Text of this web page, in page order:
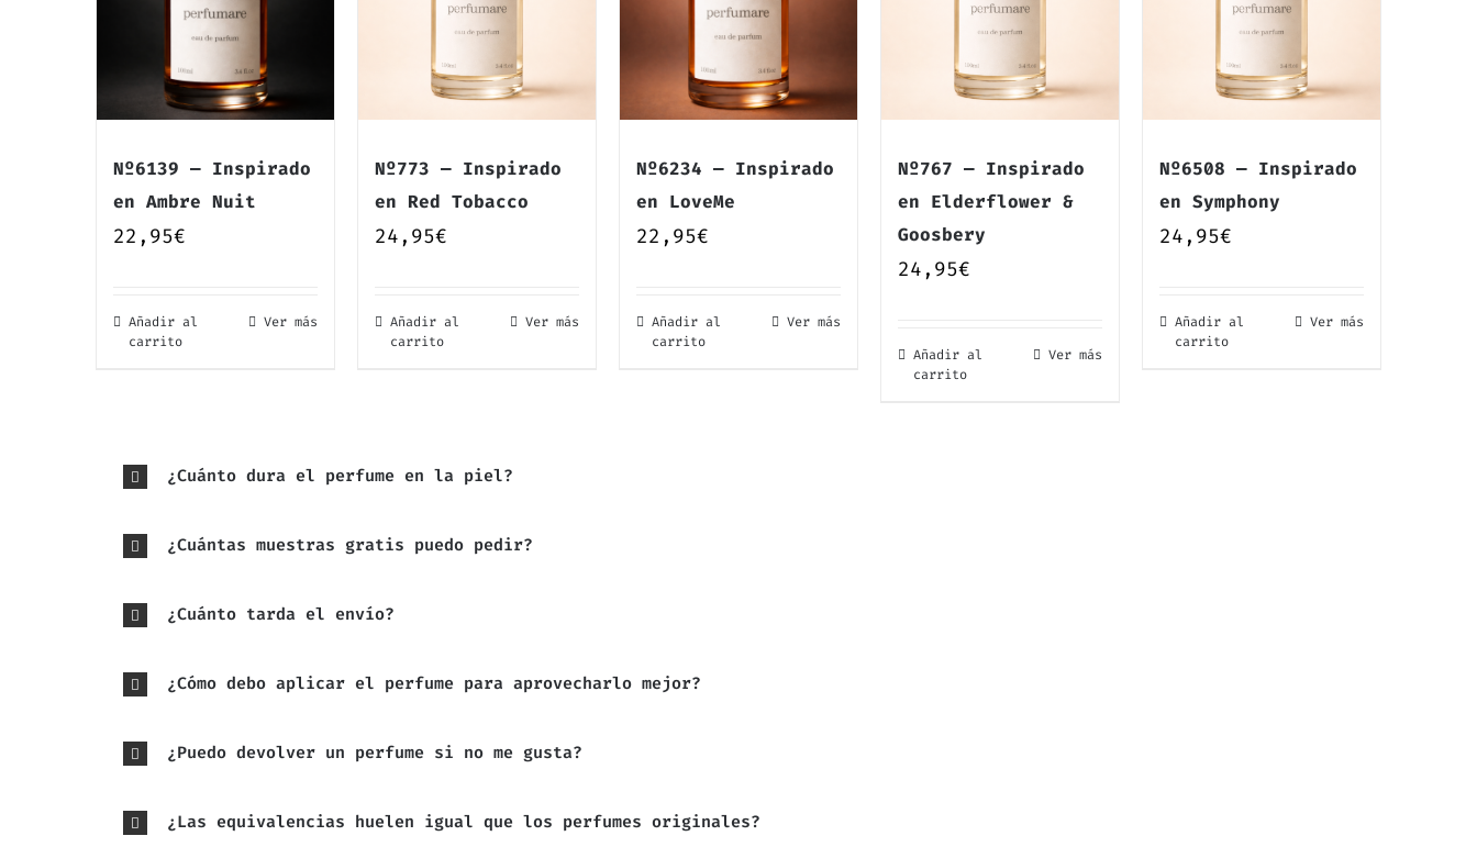
Nº6139 — Inspirado
en Ambre Nuit
22,95€
Añadir al
carrito
Ver más
Nº773 — Inspirado
en Red Tobacco
24,95€
Añadir al
carrito
Ver más
Nº6234 — Inspirado
en LoveMe
22,95€
Añadir al
carrito
Ver más
Nº767 — Inspirado
en Elderflower &
Goosbery
24,95€
Añadir al
carrito
Ver más
Nº6508 — Inspirado
en Symphony
24,95€
Añadir al
carrito
Ver más
¿Cuánto dura el perfume en la piel?
¿Cuántas muestras gratis puedo pedir?
¿Cuánto tarda el envío?
¿Cómo debo aplicar el perfume para aprovecharlo mejor?
¿Puedo devolver un perfume si no me gusta?
¿Las equivalencias huelen igual que los perfumes originales?